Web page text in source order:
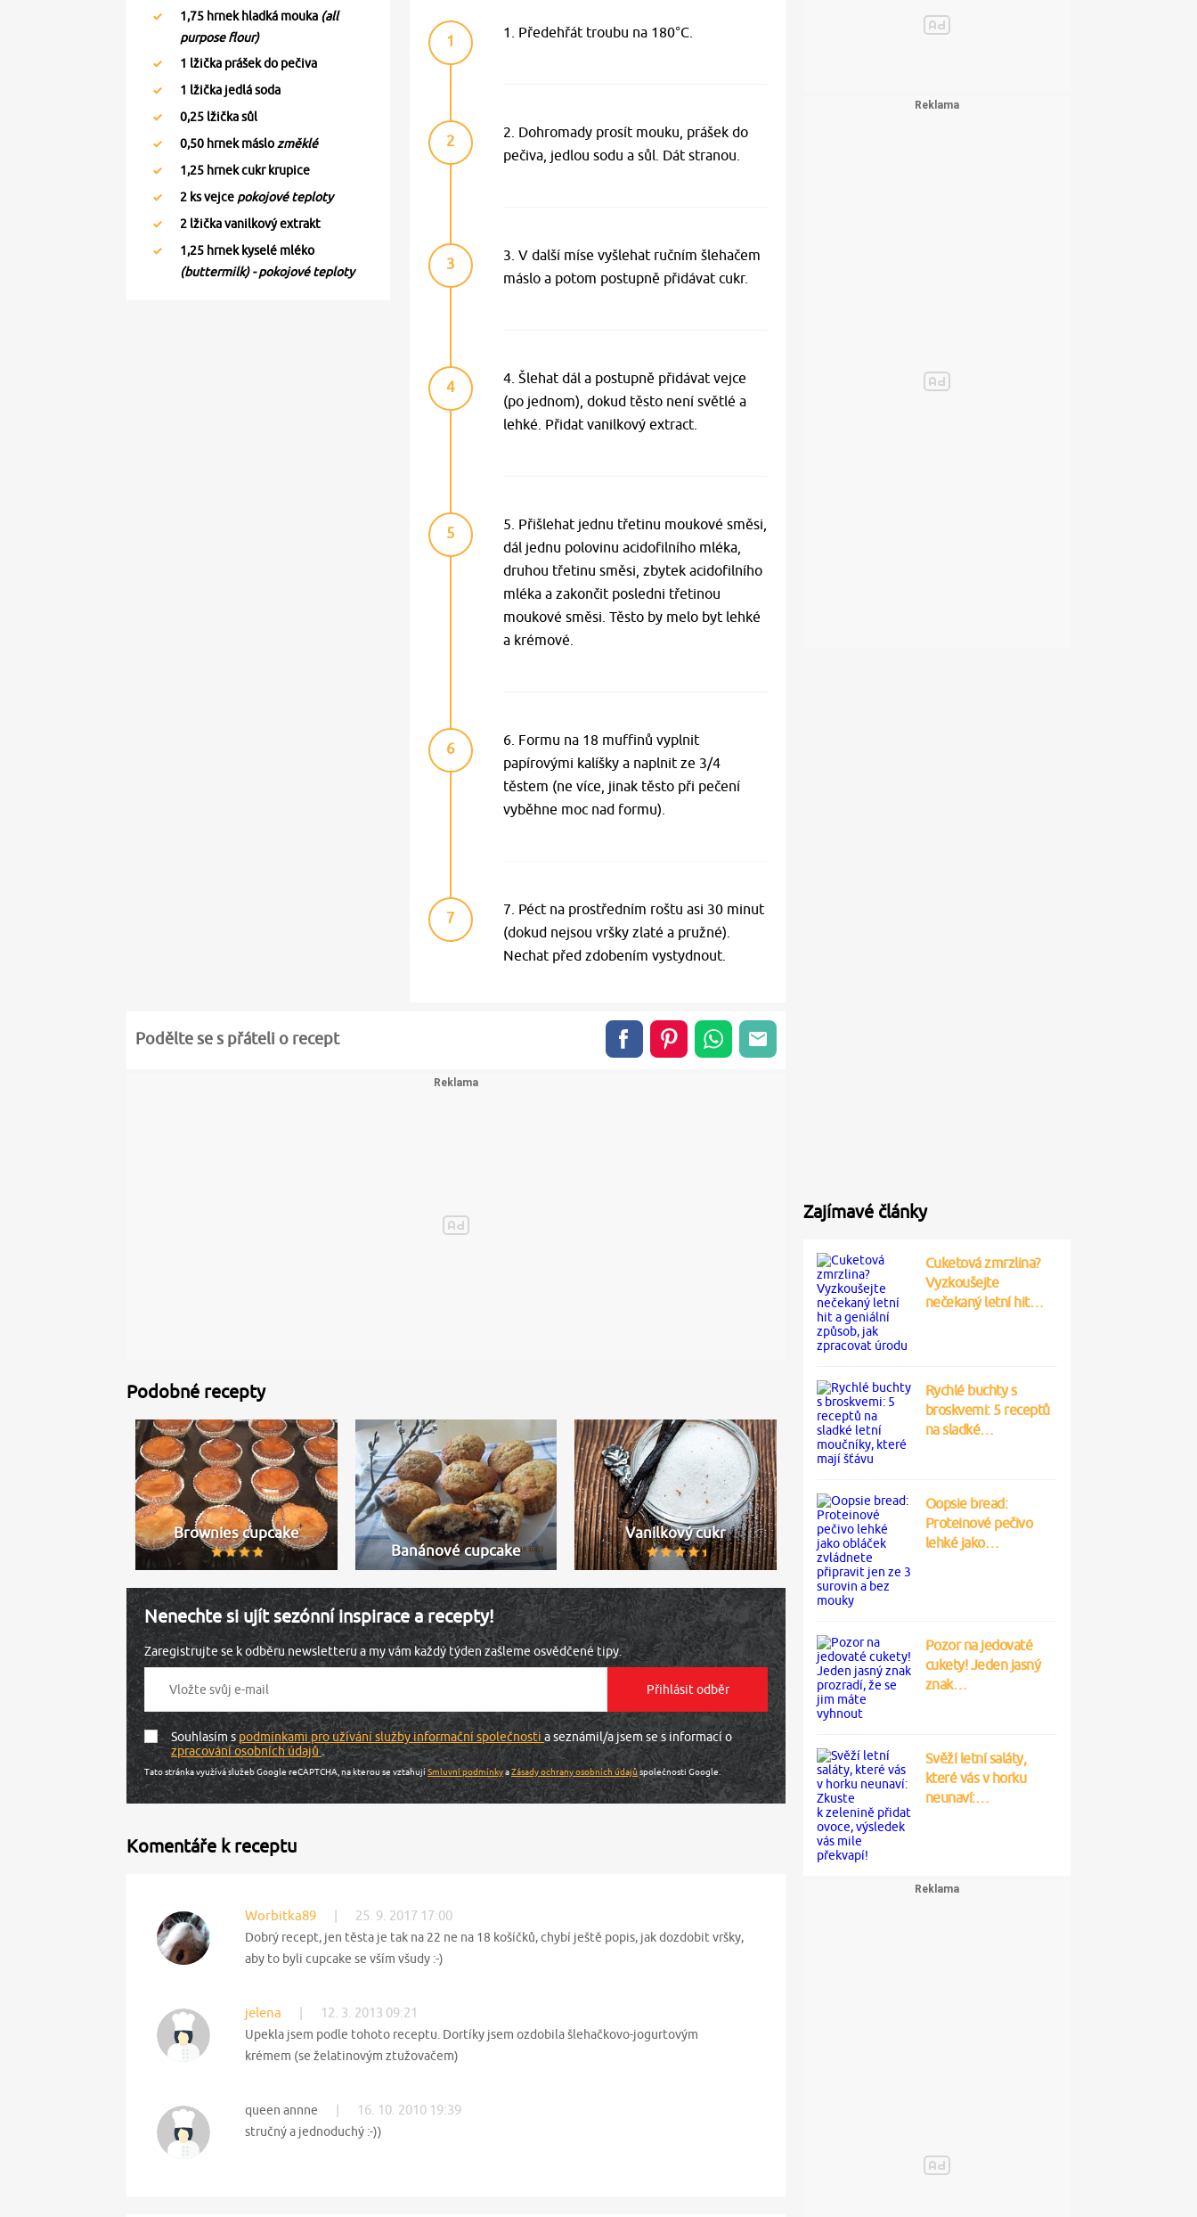
1,75 hrnek hladká mouka (all
purpose flour)
1 lžička prášek do pečiva
1 lžička jedlá soda
0,25 lžička sůl
0,50 hrnek máslozměklé
1,25 hrnek cukr krupice
2 ks vejce pokojové teploty
2 lžička vanilkový extrakt
1,25 hrnek kyselé mléko
(buttermilk) - pokojové teploty
1 1. Předehřát troubu na 180°C.
2
2. Dohromady prosít mouku, prášek do
pečiva, jedlou sodu a sůl. Dát stranou.
3
3. V další míse vyšlehat ručním šlehačem
máslo a potom postupně přidávat cukr.
4
4. Šlehat dál a postupně přidávat vejce
(po jednom), dokud těsto není světlé a
lehké. Přidat vanilkový extract.
5
5. Přišlehat jednu třetinu moukové směsi,
dál jednu polovinu acidofilního mléka,
druhou třetinu směsi, zbytek acidofilního
mléka a zakončit posledni třetinou
moukové směsi. Těsto by melo byt lehké
a krémové.
6
6. Formu na 18 muffinů vyplnit
papírovými kalíšky a naplnit ze 3/4
těstem (ne více, jinak těsto při pečení
vyběhne moc nad formu).
7
7. Péct na prostředním roštu asi 30 minut
(dokud nejsou vršky zlaté a pružné).
Nechat před zdobením vystydnout.
Podělte se s přáteli o recept
Podobné recepty
Brownies cupcake
Banánové cupcake
Vanilkový cukr
Nenechte si ujít sezónní inspirace a recepty!
Zaregistrujte se k odběru newsletteru a my vám každý týden zašleme osvědčené tipy.
Souhlasím spodmínkami pro užívání služby informační společnosti a seznámil/a jsem se s informací o
zpracování osobních údajů.
Tato stránka využívá služeb Google reCAPTCHA, na kterou se vztahujíSmluvní podmínkyaZásady ochrany osobních údajůspolečnosti Google.
Komentáře k receptu
Worbitka89 25. 9. 2017 17:00
Dobrý recept, jen těsta je tak na 22 ne na 18 košíčků, chybí ještě popis, jak dozdobit vršky,
aby to byli cupcake se vším všudy :-)
jelena 12. 3. 2013 09:21
Upekla jsem podle tohoto receptu. Dortíky jsem ozdobila šlehačkovo-jogurtovým
krémem (se želatinovým ztužovačem)
queen annne 16. 10. 2010 19:39
stručný a jednoduchý :-))
Zajímavé články
Cuketová zmrzlina?
Vyzkoušejte
nečekaný letní hit…
Rychlé buchty s
broskvemi: 5 receptů
na sladké…
Oopsie bread:
Proteinové pečivo
lehké jako…
Pozor na jedovaté
cukety! Jeden jasný
znak…
Svěží letní saláty,
které vás v horku
neunaví:…